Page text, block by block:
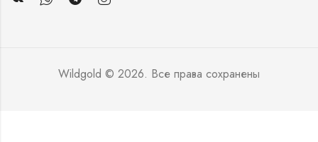
Wildgold © 2026. Все права сохранены